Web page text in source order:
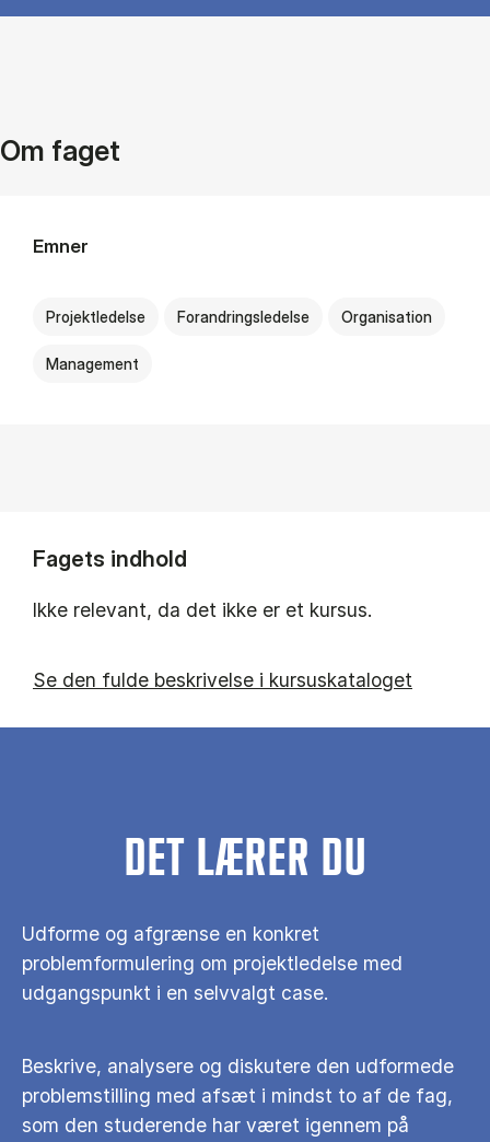
Om faget
Emner
Projektledelse Forandringsledelse Organisation
Management
Fagets indhold
Ikke relevant, da det ikke er et kursus.
Se den fulde beskrivelse i kursuskataloget
DET LÆRER DU
Udforme og afgrænse en konkret
problemformulering om projektledelse med
udgangspunkt i en selvvalgt case.
Beskrive, analysere og diskutere den udformede
problemstilling med afsæt i mindst to af de fag,
som den studerende har været igennem på